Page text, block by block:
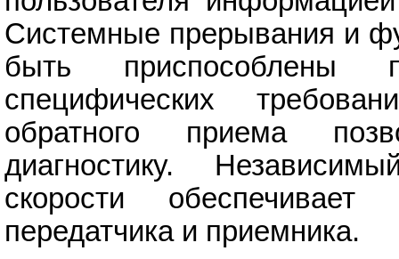
Системные прерывания и
быть приспособлены
специфических
обратного приема
диагностику.
скорости
передатчика и приемника.